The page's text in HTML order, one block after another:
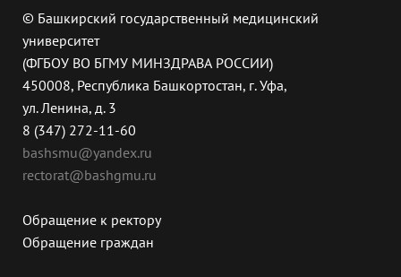
© Башкирский государственный медицинский
университет
(ФГБОУ ВО БГМУ МИНЗДРАВА РОССИИ)
450008, Республика Башкортостан, г. Уфа,
ул. Ленина, д. 3
8 (347) 272-11-60
bashsmu@yandex.ru
rectorat@bashgmu.ru
Обращение к ректору
Обращение граждан